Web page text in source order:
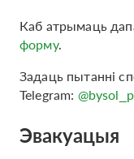
Каб атрымаць
форму.
Задаць пытанні
Telegram:
Эвакуацыя